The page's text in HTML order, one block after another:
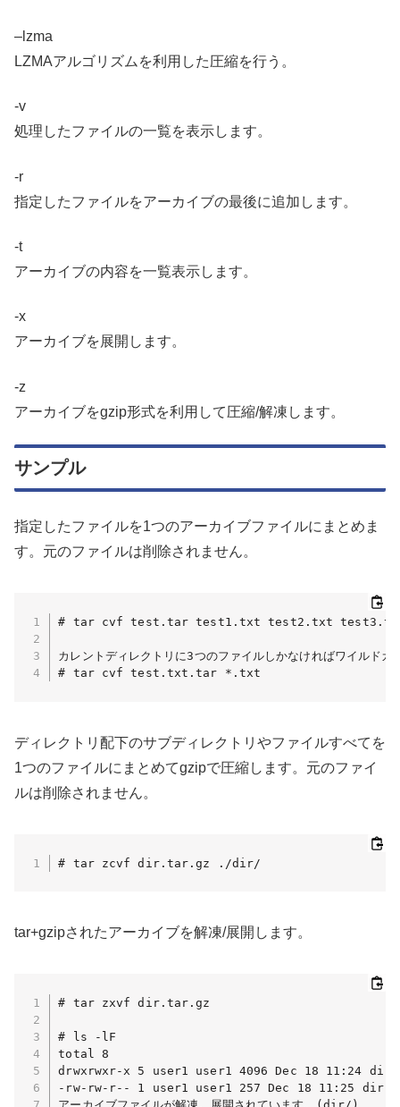
–lzma
LZMAアルゴリズムを利用した圧縮を行う。
-v
処理したファイルの一覧を表示します。
-r
指定したファイルをアーカイブの最後に追加します。
-t
アーカイブの内容を一覧表示します。
-x
アーカイブを展開します。
-z
アーカイブをgzip形式を利用して圧縮/解凍します。
サンプル
指定したファイルを1つのアーカイブファイルにまとめま
す。元のファイルは削除されません。
# tar cvf test.tar test1.txt test2.txt
カレントディレクトリに3つのファイルしかなければワイルドカ
# tar cvf test.txt.tar *.txt
ディレクトリ配下のサブディレクトリやファイルすべてを
1つのファイルにまとめてgzipで圧縮します。元のファイ
ルは削除されません。
# tar zcvf dir.tar.gz ./dir/
tar+gzipされたアーカイブを解凍/展開します。
# tar zxvf dir.tar.gz
# ls -lF
total 8
drwxrwxr-x 5 user1 user1 4096 Dec 18 11:24 dir/
-rw-rw-r-- 1 user1 user1 257 Dec 18 11:25